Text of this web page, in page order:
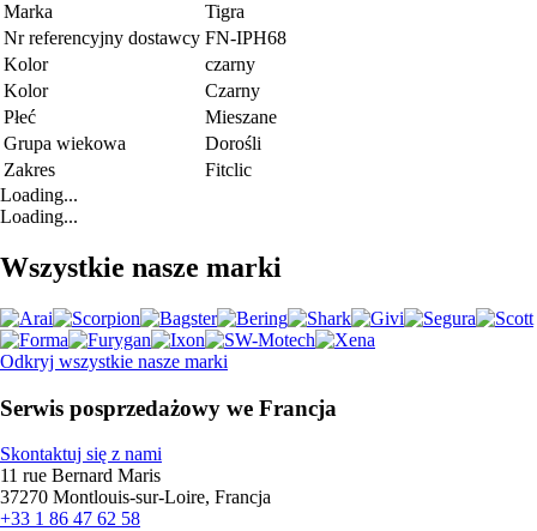
Marka
Tigra
Nr referencyjny dostawcy FN-IPH68
Kolor
czarny
Kolor
Czarny
Płeć
Mieszane
Grupa wiekowa
Dorośli
Zakres
Fitclic
Loading...
Loading...
Wszystkie nasze marki
Odkryj wszystkie nasze marki
Serwis posprzedażowy we Francja
Skontaktuj się z nami
11 rue Bernard Maris
37270 Montlouis-sur-Loire, Francja
+33 1 86 47 62 58